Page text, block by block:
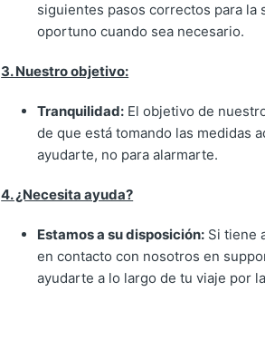
siguientes pasos correctos para la
oportuno cuando sea necesario.
3. Nuestro objetivo:
Tranquilidad: El objetivo de
de que está tomando las medidas
ayudarte, no para alarmarte.
4. ¿Necesita ayuda?
Estamos a su disposición: Si tiene
en contacto con nosotros en
ayudarte a lo largo de tu viaje por